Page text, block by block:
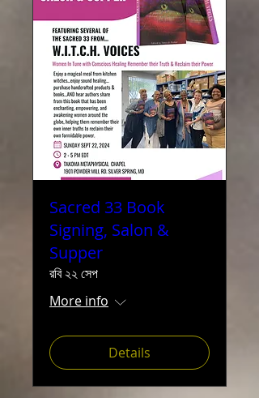
Sacred 33 Book
Signing, Salon &
Supper
রবি ২২ সেপ
More info
Details